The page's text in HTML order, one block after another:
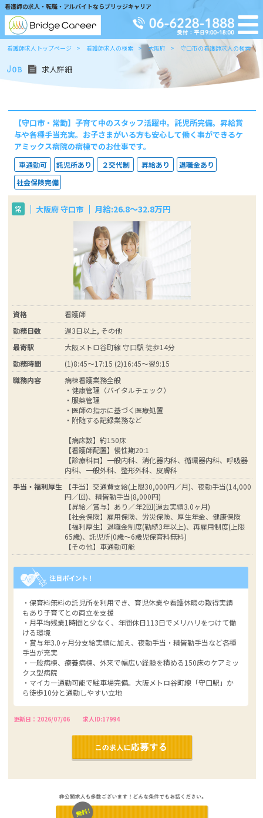
看護師の求人・転職・アルバイトならブリッジキャリア
看護師求人トップページ 看護師求人の検索 大阪府 守口市の看護師求人の検索
求人詳細
【守口市・常勤】子育て中のスタッフ活躍中。託児所完備。昇給賞
与や各種手当充実。お子さまがいる方も安心して働く事ができるケ
アミックス病院の病棟でのお仕事です。
車通勤可 託児所あり ２交代制 昇給あり
退職金あり
社会保険完備
常 大阪府 守口市 月給:26.8～32.8万円
資格
看護師
勤務日数
週3日以上, その他
最寄駅
大阪メトロ谷町線 守口駅 徒歩14分
勤務時間
(1)8:45～17:15 (2)16:45～翌9:15
職務内容
病棟看護業務全般
・健康管理（バイタルチェック）
・服薬管理
・医師の指示に基づく医療処置
・附随する記録業務など
【病床数】約150床
【看護師配置】慢性期20:1
【診療科目】一般内科、消化器内科、循環器内科、呼吸器
内科、一般外科、整形外科、皮膚科
手当・福利厚生
【手当】交通費支給(上限30,000円／月)、夜勤手当(14,000
円／回)、精皆勤手当(8,000円)
【昇給／賞与】あり／年2回(過去実績3.0ヶ月)
【社会保険】雇用保険、労災保険、厚生年金、健康保険
【福利厚生】退職金制度(勤続3年以上)、再雇用制度(上限
65歳)、託児所(0歳～6歳児保育料無料)
【その他】車通勤可能
・保育料無料の託児所を利用でき、育児休業や看護休暇の取得実績
もあり子育てとの両立を支援
・月平均残業1時間と少なく、年間休日113日でメリハリをつけて働
ける環境
・賞与年3.0ヶ月分支給実績に加え、夜勤手当・精皆勤手当など各種
手当が充実
・一般病棟、療養病棟、外来で幅広い経験を積める150床のケアミッ
クス型病院
・マイカー通勤可能で駐車場完備。大阪メトロ谷町線「守口駅」か
ら徒歩10分と通勤しやすい立地
更新日：2026/07/06 求人ID:17994